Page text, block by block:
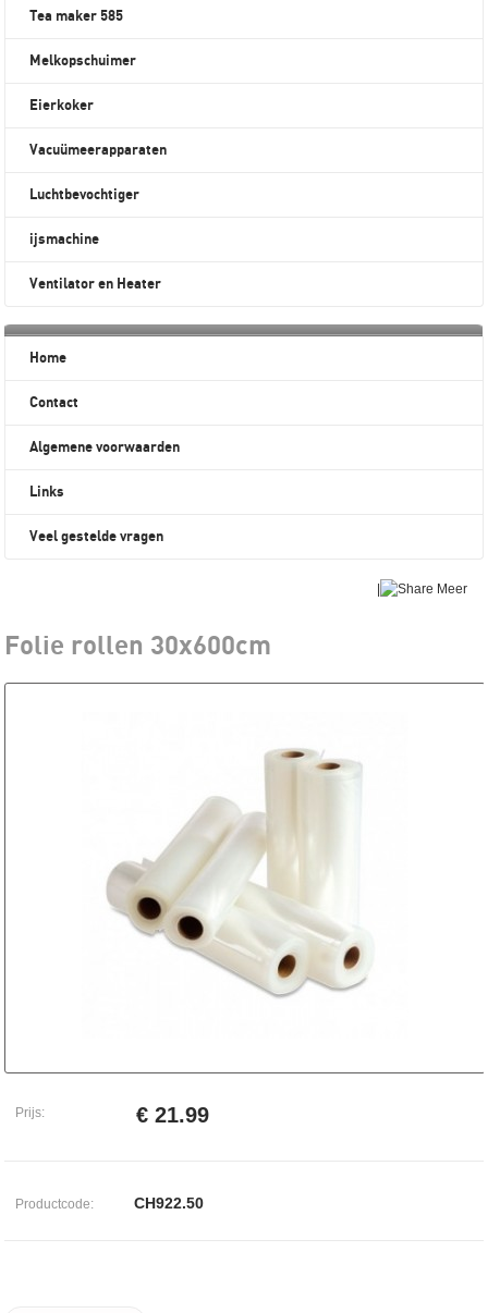
Tea maker 585
Melkopschuimer
Eierkoker
Vacuümeerapparaten
Luchtbevochtiger
ijsmachine
Ventilator en Heater
Home
Contact
Algemene voorwaarden
Links
Veel gestelde vragen
| Meer
Folie rollen 30x600cm
Prijs: € 21.99
Productcode: CH922.50